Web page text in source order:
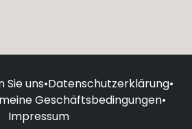
Sie uns•Datenschutzerklärung•
Geschäftsbedingungen•
Impressum